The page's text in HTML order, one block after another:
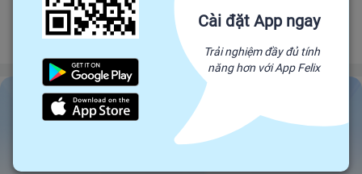
GIAN HÀNG QUÀ TẾT
Đối tác trực tiếp của Felix, mang sản phẩm trực tiếp từ nhà sản xuất để đến
với người tiêu dùng. Giá cả cạnh tranh - Chất lượng tuyệt đối
GIAN HÀNG QUÀ TẾT
Xem shop
Cài đặt App ngay
Trải nghiệm đầy đủ tính
năng hơn với App Felix